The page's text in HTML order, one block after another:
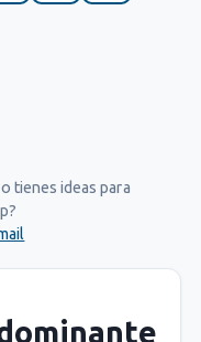
tienes ideas para